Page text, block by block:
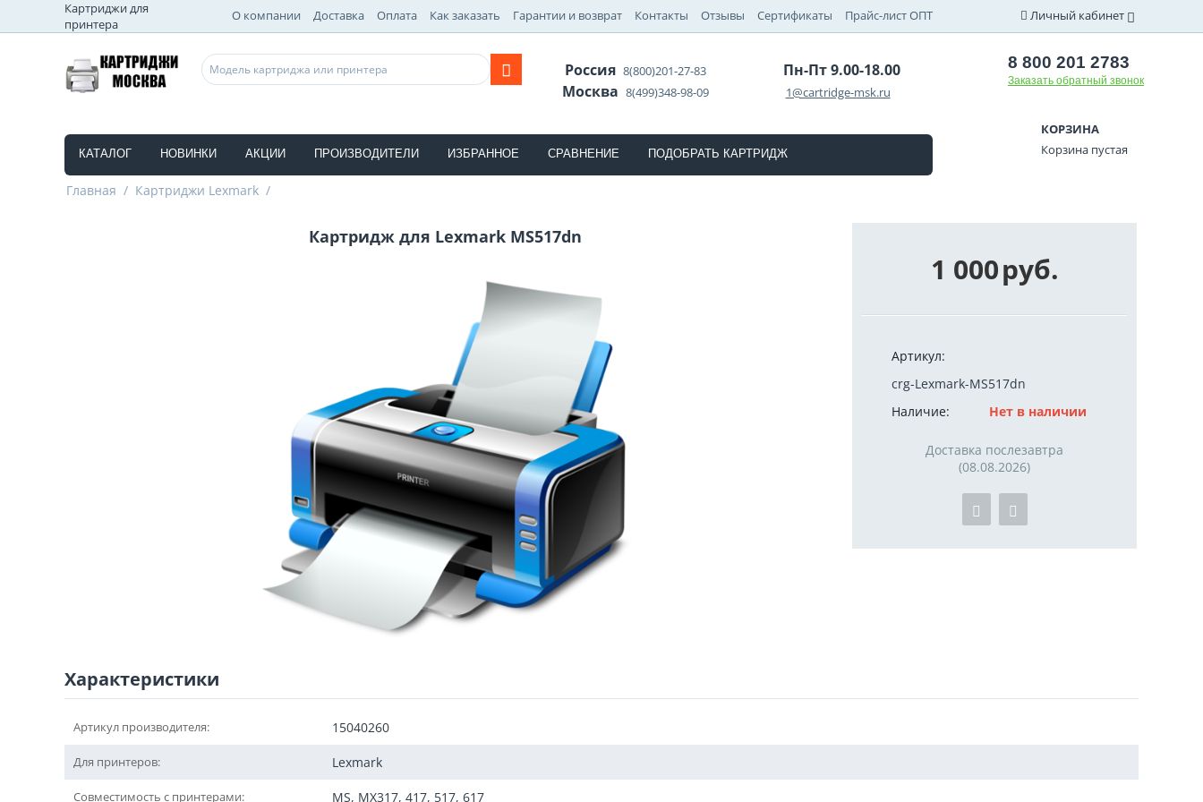
Картриджи для
принтера
О компании Доставка Оплата Как заказать Гарантии и возврат Контакты Отзывы Сертификаты Прайс-лист ОПТ Личный кабинет
Россия8(800)201-27-83
Москва8(499)348-98-09
Пн-Пт 9.00-18.00
1@cartridge-msk.ru
8 800 201 2783
Заказать обратный звонок
КАТАЛОГ НОВИНКИ АКЦИИ ПРОИЗВОДИТЕЛИ ИЗБРАННОЕ СРАВНЕНИЕ ПОДОБРАТЬ КАРТРИДЖ
КОРЗИНА
Корзина пустая
Главная / Картриджи Lexmark /
Картридж для Lexmark MS517dn
1 000руб.
Артикул:
crg-Lexmark-MS517dn
Наличие:
Нет в наличии
Доставка послезавтра
(08.08.2026)
Характеристики
Артикул производителя: 15040260
Для принтеров: Lexmark
Совместимость с принтерами: MS, MX317, 417, 517, 617